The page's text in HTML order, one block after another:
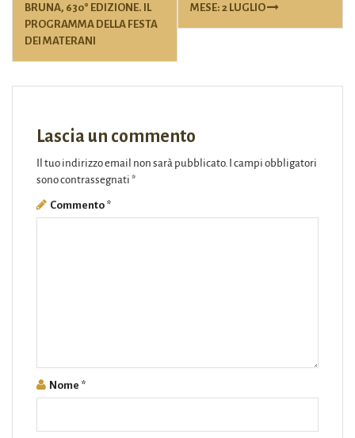
navigation
BRUNA, 630° EDIZIONE. IL
PROGRAMMA DELLA FESTA
DEI MATERANI
MESE: 2 LUGLIO
Lascia un commento
Il tuo indirizzo email non sarà pubblicato. I campi obbligatori
sono contrassegnati *
Commento *
Nome *